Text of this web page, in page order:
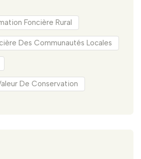
Foncière Rural
Des Communautés Locales
De Conservation